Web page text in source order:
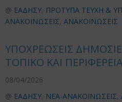
@ ΕΑΔΗΣΥ, ΠΡΟΤΥΠΑ ΤΕΥΧΗ &
ΑΝΑΚΟΙΝΩΣΕΙΣ, ΑΝΑΚΟΙΝΩΣΕΙΣ
ΥΠΟΧΡΕΩΣΕΙΣ
ΤΟΠΙΚΟ ΚΑΙ
08/04/2026
@ ΕΑΔΗΣΥ, ΝΕΑ-ΑΝΑΚΟΙΝΩΣΕΙΣ,